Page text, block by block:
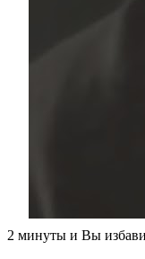
2 минуты и Вы